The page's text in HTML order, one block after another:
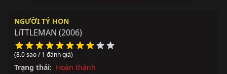
NGƯỜI TÝ HON
LiTTLEMAN (2006)
(8.0 sao / 1 đánh giá)
Trạng thái: Hoàn thành